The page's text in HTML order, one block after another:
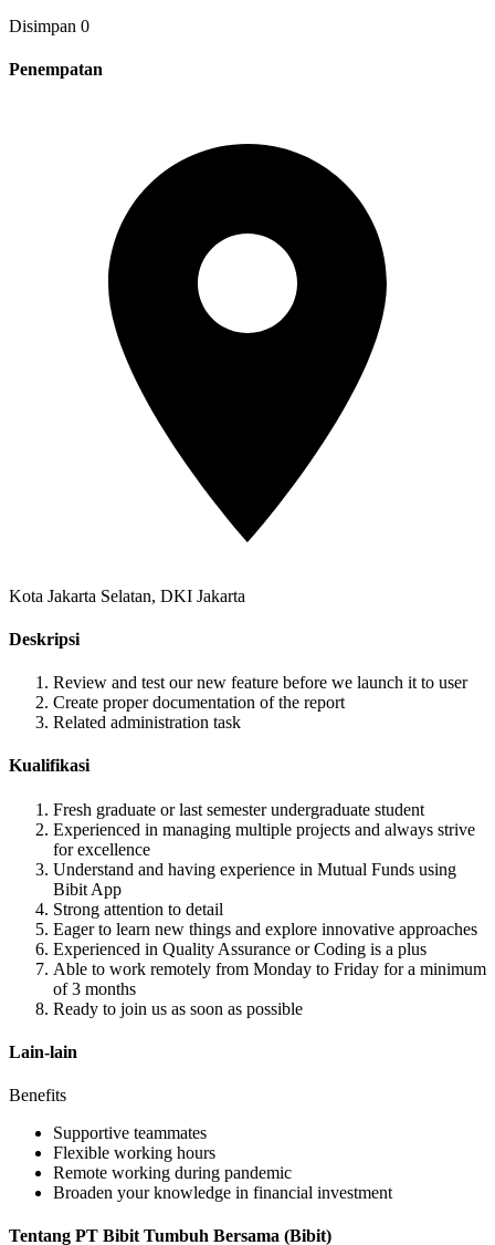
Disimpan 0
Penempatan
Kota Jakarta Selatan, DKI Jakarta
Deskripsi
Review and test our new feature before we launch it to user
Create proper documentation of the report
Related administration task
Kualifikasi
Fresh graduate or last semester undergraduate student
Experienced in managing multiple projects and always strive
for excellence
Understand and having experience in Mutual Funds using
Bibit App
Strong attention to detail
Eager to learn new things and explore innovative approaches
Experienced in Quality Assurance or Coding is a plus
Able to work remotely from Monday to Friday for a minimum
of 3 months
Ready to join us as soon as possible
Lain-lain
Benefits
Supportive teammates
Flexible working hours
Remote working during pandemic
Broaden your knowledge in financial investment
Tentang PT Bibit Tumbuh Bersama (Bibit)